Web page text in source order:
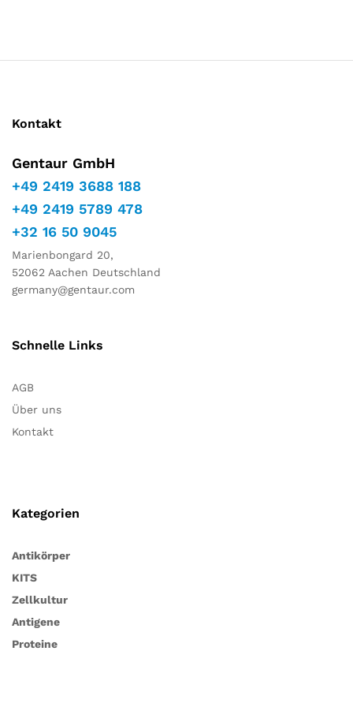
Kontakt
Gentaur GmbH
+49 2419 3688 188
+49 2419 5789 478
+32 16 50 9045
Marienbongard 20,
52062 Aachen Deutschland
germany@gentaur.com
Schnelle Links
AGB
Über uns
Kontakt
Kategorien
Antikörper
KITS
Zellkultur
Antigene
Proteine